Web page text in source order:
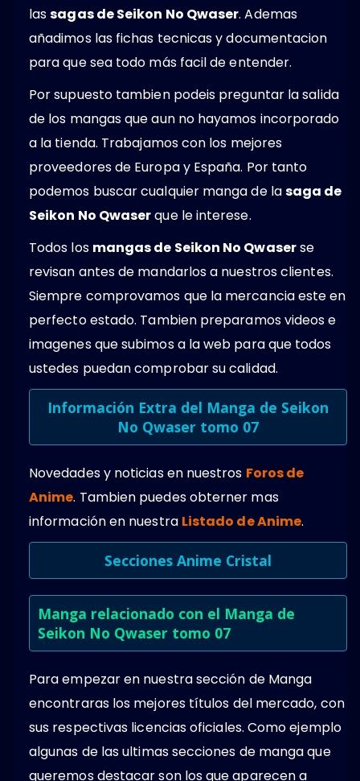
lassagas de Seikon No Qwaser. Ademas
añadimos las fichas tecnicas y documentacion
para que sea todo más facil de entender.
Por supuesto tambien podeis preguntar la salida
de los mangas que aun no hayamos incorporado
a la tienda. Trabajamos con los mejores
proveedores de Europa y España. Por tanto
podemos buscar cualquier manga de lasaga de
Seikon No Qwaserque le interese.
Todos los mangas de Seikon No Qwaserse
revisan antes de mandarlos a nuestros clientes.
Siempre comprovamos que la mercancia este en
perfecto estado. Tambien preparamos videos e
imagenes que subimos a la web para que todos
ustedes puedan comprobar su calidad.
Información Extra del Manga de Seikon
No Qwaser tomo 07
Novedades y noticias en nuestros Foros de
Anime. Tambien puedes obterner mas
información en nuestra Listado de Anime.
Secciones Anime Cristal
Manga relacionado con el Manga de
Seikon No Qwaser tomo 07
Para empezar en nuestra sección de Manga
encontraras los mejores títulos del mercado, con
sus respectivas licencias oficiales. Como ejemplo
algunas de las ultimas secciones de manga que
queremos destacar son los que aparecen a